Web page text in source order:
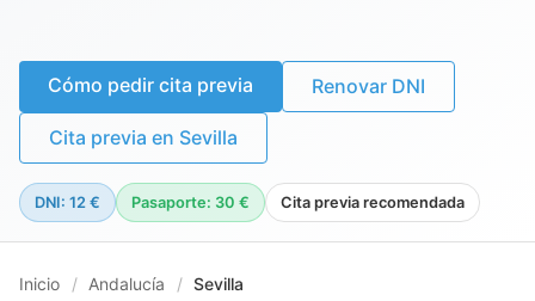
Cómo pedir cita previa Renovar DNI
Cita previa en Sevilla
DNI: 12 € Pasaporte: 30 € Cita previa recomendada
Inicio / Andalucía / Sevilla